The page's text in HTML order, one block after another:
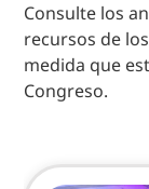
Consulte los
recursos de
medida que
Congreso.